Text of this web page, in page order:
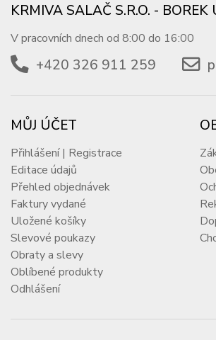
KRMIVA SALAČ S.R.O. - BOREK
V pracovních dnech od 8:00 do 16:00
+420 326 911 259
MŮJ ÚČET
Přihlášení | Registrace
Editace údajů
Přehled objednávek
Faktury vydané
Uložené košíky
Slevové poukazy
Obraty a slevy
Oblíbené produkty
Odhlášení